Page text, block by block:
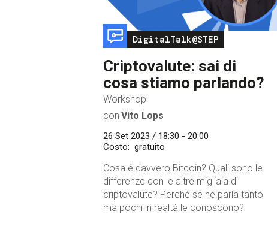
Image
DigitalTalk@STEP
Criptovalute: sai di
cosa stiamo parlando?
Workshop
con Vito Lops
26 Set 2023 / 18:30 - 20:00
Costo
gratuito
Cosa è davvero Bitcoin? Quali sono le
differenze con le altre migliaia di
criptovalute? Perché se ne parla tanto
ma pochi in realtà le conoscono?